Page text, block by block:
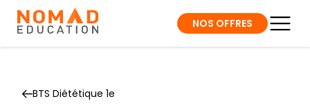
NOS OFFRES
BTS Diététique 1e